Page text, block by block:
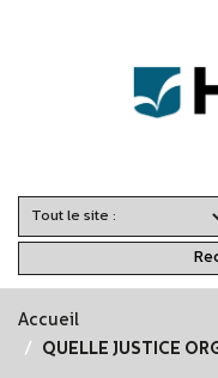
Accueil
QUELLE JUSTICE